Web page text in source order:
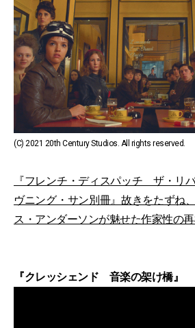
(C) 2021 20th Century Studios. All rights reserved.
『フレンチ・ディスパッチ ザ・リ
ヴニング・サン別冊』故きをたずね
ス・アンダーソンが魅せた作家性の
『クレッシェンド 音楽の架け橋』